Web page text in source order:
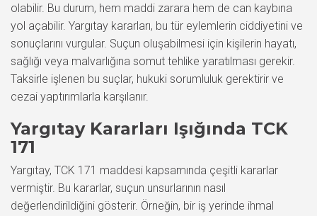
olabilir. Bu durum, hem maddi zarara hem de can kaybına
yol açabilir. Yargıtay kararları, bu tür eylemlerin ciddiyetini ve
sonuçlarını vurgular. Suçun oluşabilmesi için kişilerin hayatı,
sağlığı veya malvarlığına somut tehlike yaratılması gerekir.
Taksirle işlenen bu suçlar, hukuki sorumluluk gerektirir ve
cezai yaptırımlarla karşılanır.
Yargıtay Kararları Işığında TCK
171
Yargıtay, TCK 171 maddesi kapsamında çeşitli kararlar
vermiştir. Bu kararlar, suçun unsurlarının nasıl
değerlendirildiğini gösterir. Örneğin, bir iş yerinde ihmal